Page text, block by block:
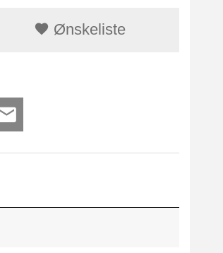
Ønskeliste